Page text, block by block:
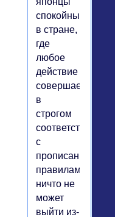
спокойны:
в стране,
где
любое
действие
совершается
в
строгом
соответствии
с
прописанными
правилами,
ничто не
может
выйти из-